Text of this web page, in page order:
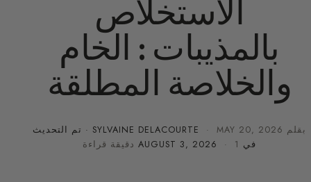
الاستخلاص
بالمذيبات : الخام
والخلاصة المطلقة
بقلم SYLVAINE DELACOURTE ·MAY 20, 2026
· تم التحديث
في
AUGUST 3, 2026 · 1 دقيقة قراءة